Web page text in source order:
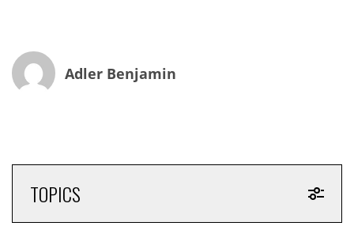
tendances. Que tirer des conclusions de son Manifesto
Apero (*)?
Tout d’abord, 81 % des Français voient l’apéro comme
un acte de résistance positive, 89,5 % estiment qu’il
soude dans une période incertaine et près de 70 %
reconnaissent qu’il répond à un besoin fondamental
Adler Benjamin
TOPICS